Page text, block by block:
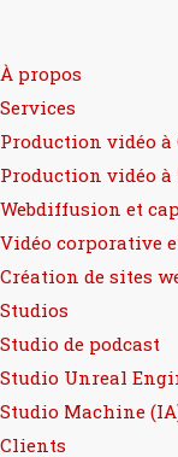
À propos
Services
Production vidéo à
Production vidéo
Webdiffusion et
Vidéo corporative
Création de sites
Studios
Studio de podcast
Studio Unreal
Studio Machine
Clients